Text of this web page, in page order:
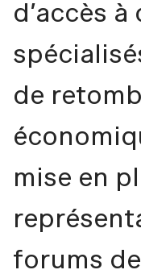
d’accès
de
mise en
forums